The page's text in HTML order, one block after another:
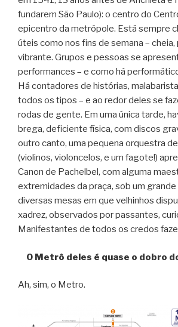
fundarem São Paulo): o centro do
epicentro da metrópole. Está sempre
úteis como nos fins de semana – cheia,
vibrante. Grupos e pessoas se
performances – e como há
Há contadores de histórias,
todos os tipos – e ao redor deles se
rodas de gente. Em uma única tarde,
brega, deficiente física, com discos
outro canto, uma pequena orquestra
(violinos, violoncelos, e um fagote!)
Canon de Pachelbel, com alguma
extremidades da praça, sob um grande
diversas mesas em que velhinhos
xadrez, observados por passantes,
Manifestantes de todos os credos
O Metrô deles é quase o dobro
Ah, sim, o Metro.